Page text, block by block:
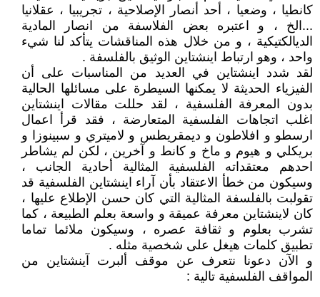
كانطيا ، وضعيا ، أحد أنصار الإصلاحية ، تجريبيا ، عقلانيا
...الخ ، و اعتبره بعض الفلاسفة من انصار المادية
الديالكتيكية ، و من خلال هذه المناقشات يتأكد لنا شيء
واحد ، وهو ارتباط اينشتاين الوثيق بالفلسفة .
لقد شدد اينشتاين في العديد من المناسبات على أن
الفيزياء الحديثة لا يمكنها السيطرة على مسائلها الحالية
بدون المعرفة الفلسفية ، لقد حللت مقالات اينشتاين
اغلب اتجاهات الفلسفية المتعارضة ، فقد قرأ اعمال
ارسطو و افلاطون و ديمقريطس و لاميتري و سبينوزا و
بريكلي و هيوم و ماخ و كانط و آخرين ، لكن لم يشاطر
احدهم معتقداته الفلسفية المثالية أحادية الجانب ،
وسيكون من خطأ الاعتقاد بأن آراء اينشتاين الفلسفية قد
تقولبت بالفلسفة المثالية التي كان حسن الإطلاع عليها ،
كان لاينشتاين معرفة عميقة و واسعة بعلم الطبيعة ، كما
تشرب بعلوم و ثقافة عصره ، وسيكون ملائما تماما
تطبيق كلمات هيغل على شخصية مثله .
و الآن دعونا نتعرف عن موقف ألبرت آينشتاين من
المواقف الفلسفية تالية :